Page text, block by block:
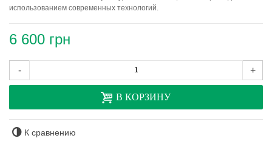
использованием современных технологий.
6 600 грн
- +
В КОРЗИНУ
К сравнению